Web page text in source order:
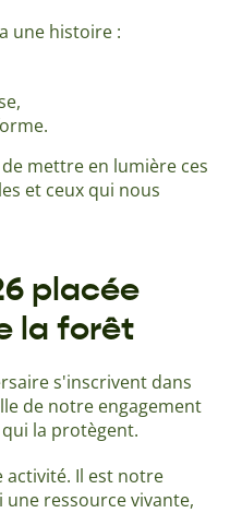
une histoire :
mettre en lumière ces
et ceux qui nous
placée
la forêt
s'inscrivent dans
de notre engagement
la protègent.
activité. Il est notre
ressource vivante,